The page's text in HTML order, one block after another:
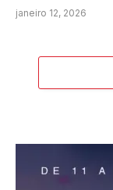
janeiro 12, 2026